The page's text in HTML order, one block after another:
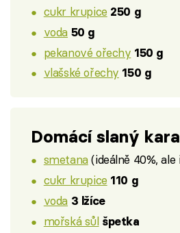
cukr krupice 250 g
voda 50 g
pekanové ořechy 150 g
vlašské ořechy 150 g
Domácí slaný
smetana(ideálně 40%, ale
cukr krupice 110 g
voda 3 lžíce
mořská sůl špetka